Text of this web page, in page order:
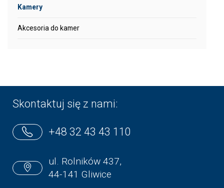
Kamery
Akcesoria do kamer
Skontaktuj się z nami:
+48 32 43 43 110
ul. Rolników 437,
44-141 Gliwice